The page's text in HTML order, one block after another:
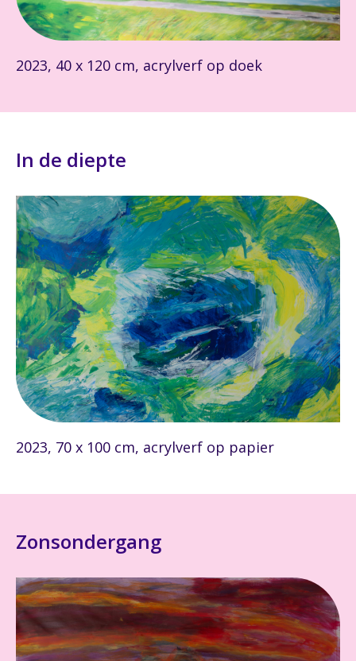
2023, 40 x 120 cm, acrylverf op doek
In de diepte
2023, 70 x 100 cm, acrylverf op papier
Zonsondergang